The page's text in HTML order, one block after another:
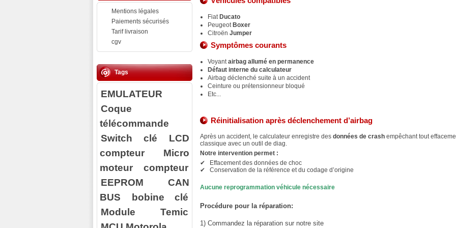
Mentions légales
Paiements sécurisés
Tarif livraison
cgv
Tags
EMULATEUR
Coque
télécommande
Switch clé
LCD
compteur
Micro
moteur compteur
EEPROM
CAN
BUS
bobine clé
Module Temic
Fiat Ducato
Peugeot Boxer
Citroën Jumper
Symptômes courants
Voyantairbag allumé en permanence
Défaut interne du calculateur
Airbag déclenché suite à un accident
Ceinture ou prétensionneur bloqué
Etc...
Réinitialisation après déclenchement d’airbag
Après un accident, le calculateur enregistre des données de crash empêchant tout
classique avec un outil de diag.
Notre intervention permet :
✔ Effacement des données de choc
✔ Conservation de la référence et du codage d’origine
Aucune reprogrammation véhicule nécessaire
Procédure pour la réparation:
1) Commandez la réparation sur notre site